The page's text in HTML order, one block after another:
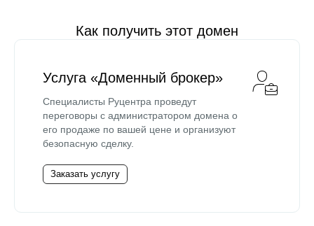
Как получить этот домен
Услуга «Доменный брокер»
Специалисты Руцентра проведут
переговоры с администратором домена о
его продаже по вашей цене и организуют
безопасную сделку.
Заказать услугу